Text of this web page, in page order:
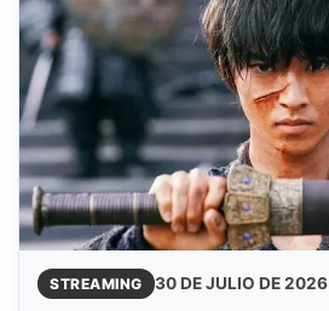
STREAMING 30 DE JULIO DE 2026